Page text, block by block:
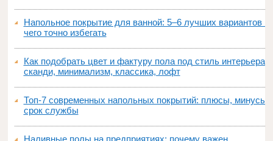
Напольное покрытие для ванной: 5–6 лучших вариантов и
чего точно избегать
Как подобрать цвет и фактуру пола под стиль интерьера:
сканди, минимализм, классика, лофт
Топ‑7 современных напольных покрытий: плюсы, минусы,
срок службы